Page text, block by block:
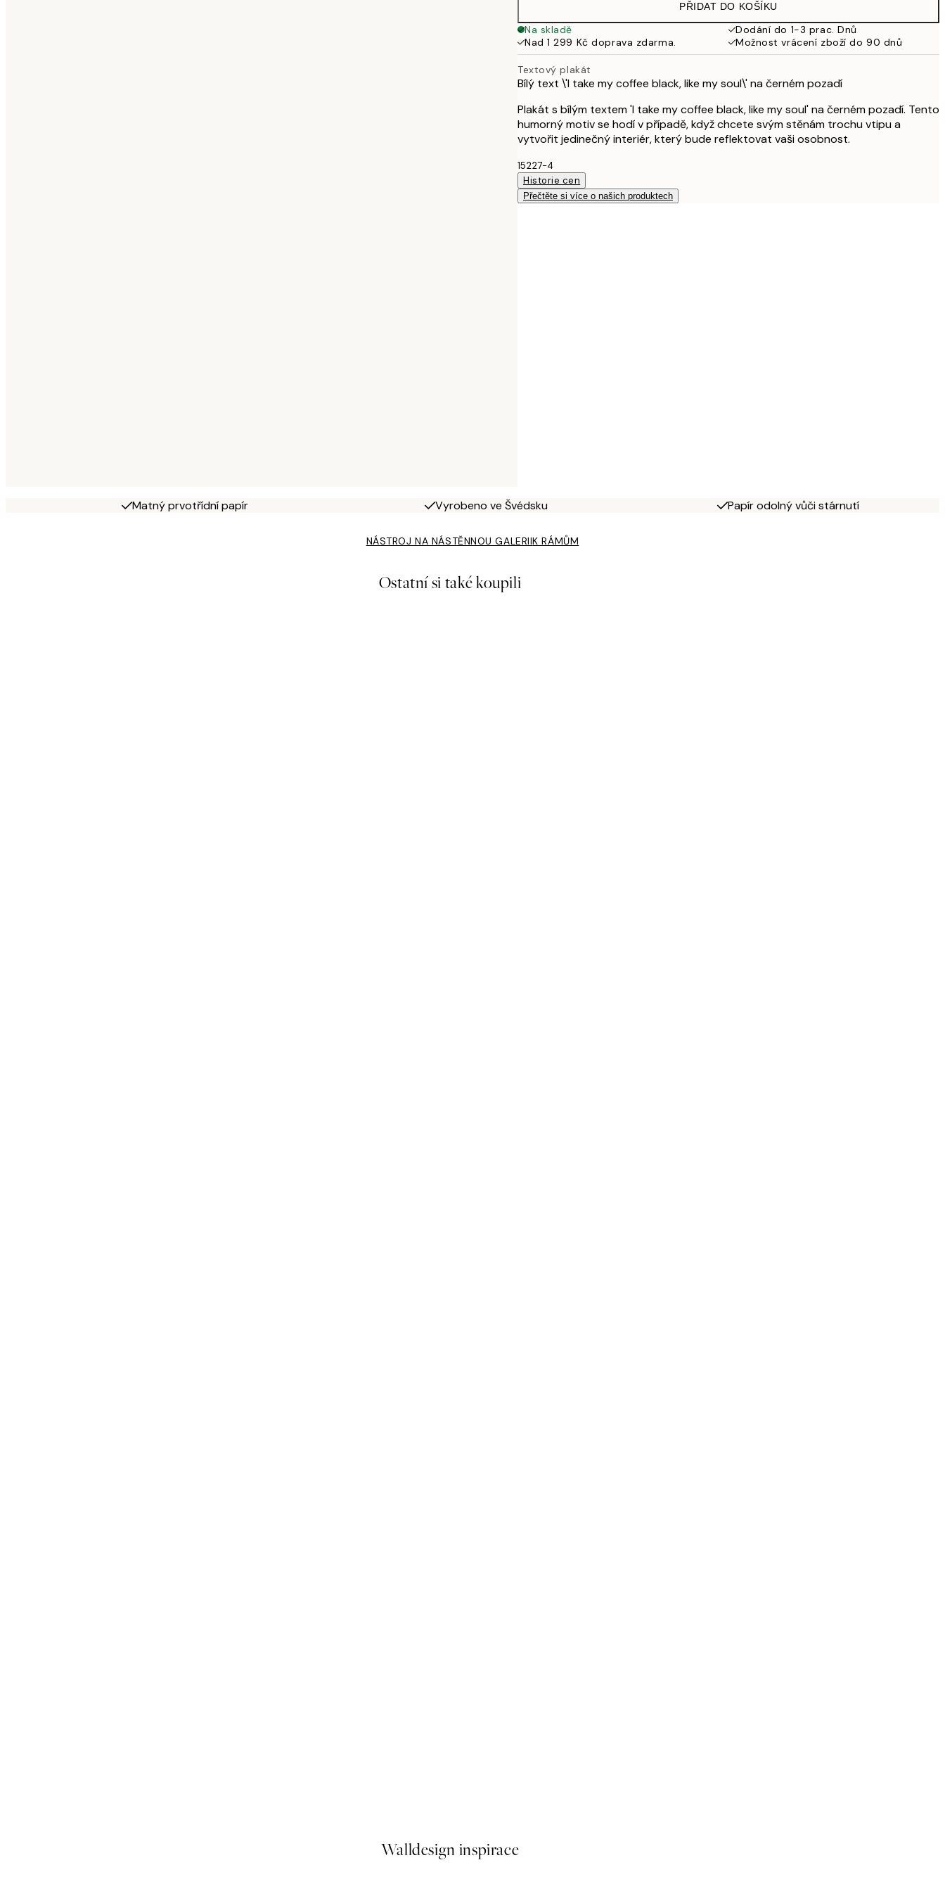
PŘIDAT DO KOŠÍKU
Na skladě
Dodání do 1-3 prac. Dnů
Nad 1 299 Kč doprava zdarma.
Možnost vrácení zboží do 90 dnů
Textový plakát
Bílý text \'I take my coffee black, like my soul\' na černém pozadí
Plakát s bílým textem 'I take my coffee black, like my soul' na černém pozadí. Tento
humorný motiv se hodí v případě, když chcete svým stěnám trochu vtipu a
vytvořit jedinečný interiér, který bude reflektovat vaši osobnost.
15227-4
Historie cen
Přečtěte si více o našich produktech
Matný prvotřídní papír Vyrobeno ve Švédsku Papír odolný vůči stárnutí
NÁSTROJ NA NÁSTĚNNOU GALERIIK RÁMŮM
Ostatní si také koupili
Walldesign inspirace